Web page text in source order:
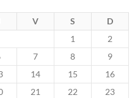
V S
D
1
2
7 8
9
14 15
16
21 22
23